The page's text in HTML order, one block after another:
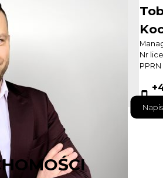
Nr
PPRN
132